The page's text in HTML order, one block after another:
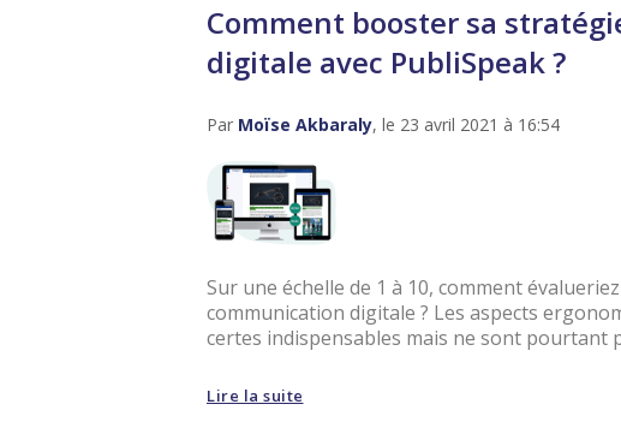
Comment booster sa
digitale avec PubliSpeak ?
Par Moïse Akbaraly, le 23 avril 2021 à 16:54
Sur une échelle de 1 à 10, comment
communication digitale ? Les aspects
certes indispensables mais ne sont pourtant
Lire la suite